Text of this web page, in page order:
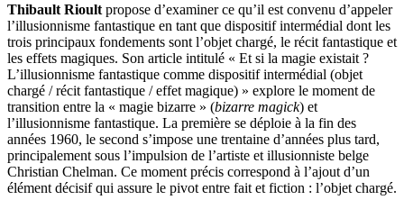
Thibault Rioult propose d’examiner ce qu’il est convenu d’appeler
l’illusionnisme fantastique en tant que dispositif intermédial dont les
trois principaux fondements sont l’objet chargé, le récit fantastique et
les effets magiques. Son article intitulé « Et si la magie existait ?
L’illusionnisme fantastique comme dispositif intermédial (objet
chargé / récit fantastique / effet magique) » explore le moment de
transition entre la « magie bizarre » (bizarre magick) et
l’illusionnisme fantastique. La première se déploie à la fin des
années 1960, le second s’impose une trentaine d’années plus tard,
principalement sous l’impulsion de l’artiste et illusionniste belge
Christian Chelman. Ce moment précis correspond à l’ajout d’un
élément décisif qui assure le pivot entre fait et fiction : l’objet chargé.